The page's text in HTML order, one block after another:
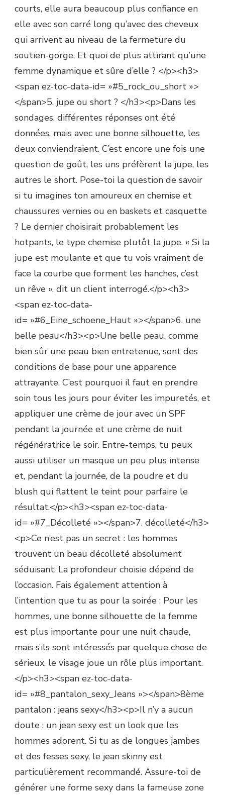
courts, elle aura beaucoup plus confiance en
elle avec son carré long qu’avec des cheveux
qui arrivent au niveau de la fermeture du
soutien-gorge. Et quoi de plus attirant qu’une
femme dynamique et sûre d’elle ? </p><h3>
<span ez-toc-data-id= »#5_rock_ou_short »>
</span>5. jupe ou short ? </h3><p>Dans les
sondages, différentes réponses ont été
données, mais avec une bonne silhouette, les
deux conviendraient. C’est encore une fois une
question de goût, les uns préfèrent la jupe, les
autres le short. Pose-toi la question de savoir
si tu imagines ton amoureux en chemise et
chaussures vernies ou en baskets et casquette
? Le dernier choisirait probablement les
hotpants, le type chemise plutôt la jupe. « Si la
jupe est moulante et que tu vois vraiment de
face la courbe que forment les hanches, c’est
un rêve », dit un client interrogé.</p><h3>
<span ez-toc-data-
id= »#6_Eine_schoene_Haut »></span>6. une
belle peau</h3><p>Une belle peau, comme
bien sûr une peau bien entretenue, sont des
conditions de base pour une apparence
attrayante. C’est pourquoi il faut en prendre
soin tous les jours pour éviter les impuretés, et
appliquer une crème de jour avec un SPF
pendant la journée et une crème de nuit
régénératrice le soir. Entre-temps, tu peux
aussi utiliser un masque un peu plus intense
et, pendant la journée, de la poudre et du
blush qui flattent le teint pour parfaire le
résultat.</p><h3><span ez-toc-data-
id= »#7_Décolleté »></span>7. décolleté</h3>
<p>Ce n’est pas un secret : les hommes
trouvent un beau décolleté absolument
séduisant. La profondeur choisie dépend de
l’occasion. Fais également attention à
l’intention que tu as pour la soirée : Pour les
hommes, une bonne silhouette de la femme
est plus importante pour une nuit chaude,
mais s’ils sont intéressés par quelque chose de
sérieux, le visage joue un rôle plus important.
</p><h3><span ez-toc-data-
id= »#8_pantalon_sexy_Jeans »></span>8ème
pantalon : jeans sexy</h3><p>Il n’y a aucun
doute : un jean sexy est un look que les
hommes adorent. Si tu as de longues jambes
et des fesses sexy, le jean skinny est
particulièrement recommandé. Assure-toi de
générer une forme sexy dans la fameuse zone